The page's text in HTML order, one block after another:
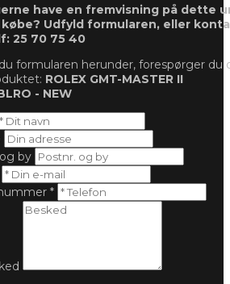
have en fremvisning på dette
Udfyld formularen, eller
25 70 75 40
formularen herunder, forespørger du
ROLEX GMT-MASTER II
- NEW
by
*